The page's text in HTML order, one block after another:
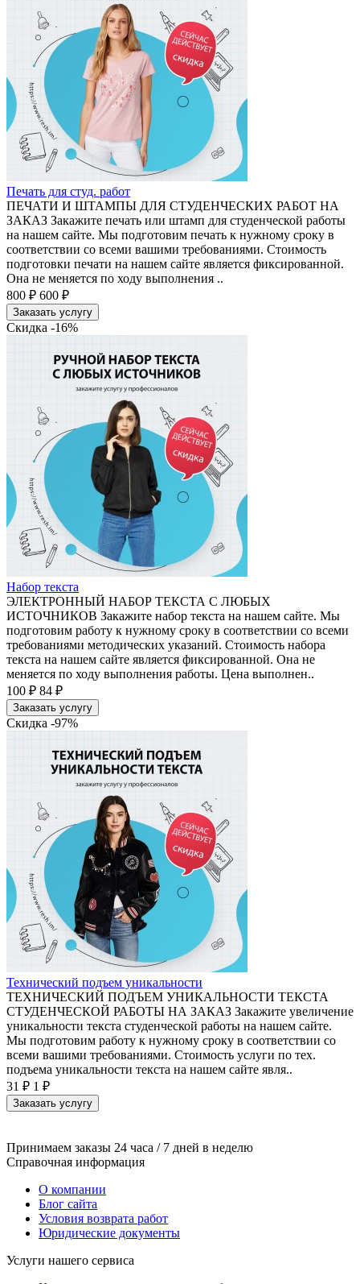
Печать для студ. работ
ПЕЧАТИ И ШТАМПЫ ДЛЯ СТУДЕНЧЕСКИХ РАБОТ НА
ЗАКАЗ Закажите печать или штамп для студенческой работы
на нашем сайте. Мы подготовим печать к нужному сроку в
соответствии со всеми вашими требованиями. Стоимость
подготовки печати на нашем сайте является фиксированной.
Она не меняется по ходу выполнения ..
800 ₽ 600 ₽
Заказать услугу
Скидка -16%
Набор текста
ЭЛЕКТРОННЫЙ НАБОР ТЕКСТА С ЛЮБЫХ
ИСТОЧНИКОВ Закажите набор текста на нашем сайте. Мы
подготовим работу к нужному сроку в соответствии со всеми
требованиями методических указаний. Стоимость набора
текста на нашем сайте является фиксированной. Она не
меняется по ходу выполнения работы. Цена выполнен..
100 ₽ 84 ₽
Заказать услугу
Скидка -97%
Технический подъем уникальности
ТЕХНИЧЕСКИЙ ПОДЪЕМ УНИКАЛЬНОСТИ ТЕКСТА
СТУДЕНЧЕСКОЙ РАБОТЫ НА ЗАКАЗ Закажите увеличение
уникальности текста студенческой работы на нашем сайте.
Мы подготовим работу к нужному сроку в соответствии со
всеми вашими требованиями. Стоимость услуги по тех.
подъема уникальности текста на нашем сайте явля..
31 ₽ 1 ₽
Заказать услугу
Принимаем заказы 24 часа / 7 дней в неделю
Справочная информация
О компании
Блог сайта
Условия возврата работ
Юридические документы
Услуги нашего сервиса